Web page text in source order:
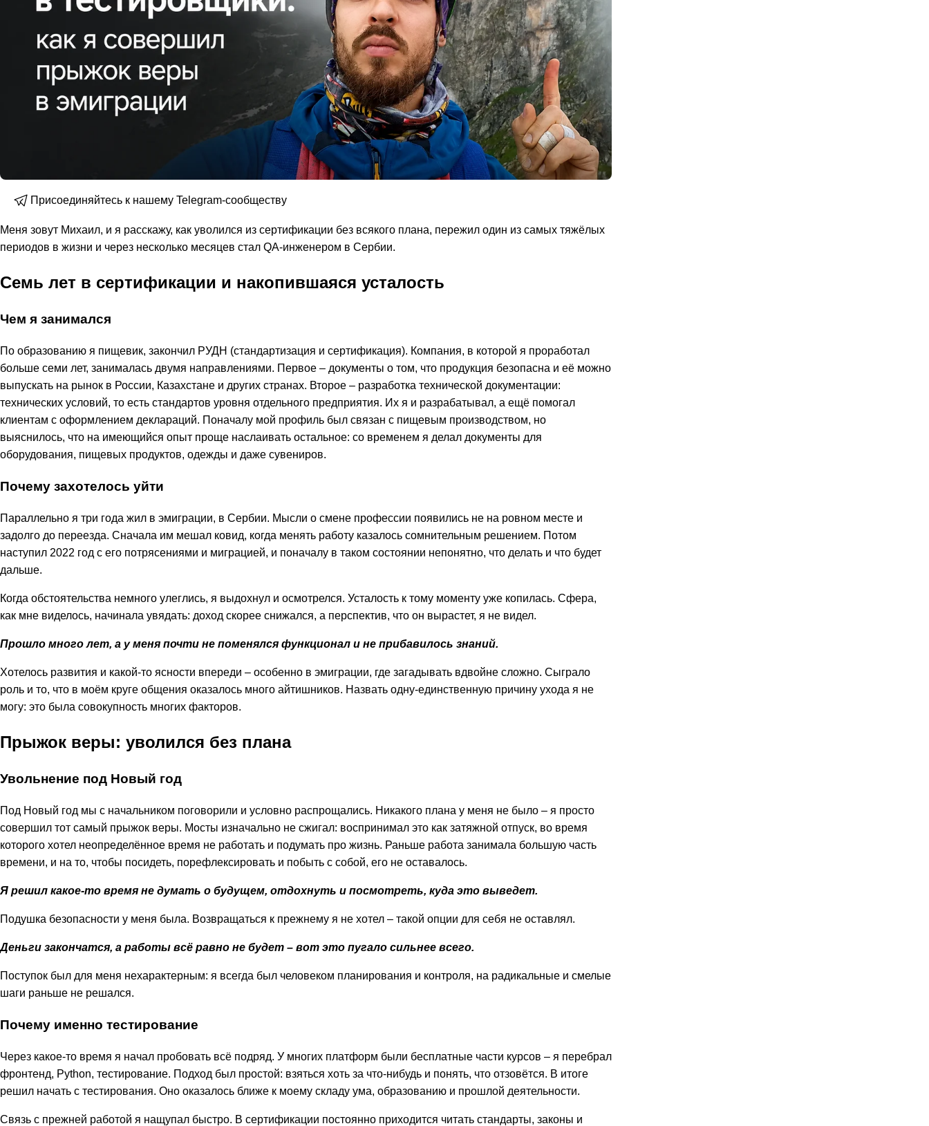
Присоединяйтесь к нашему Telegram-сообществу
Меня зовут Михаил, и я расскажу, как уволился из сертификации без всякого плана, пережил один из самых тяжёлых
периодов в жизни и через несколько месяцев стал QA-инженером в Сербии.
Семь лет в сертификации и накопившаяся усталость
Чем я занимался
По образованию я пищевик, закончил РУДН (стандартизация и сертификация). Компания, в которой я проработал
больше семи лет, занималась двумя направлениями. Первое – документы о том, что продукция безопасна и её можно
выпускать на рынок в России, Казахстане и других странах. Второе – разработка технической документации:
технических условий, то есть стандартов уровня отдельного предприятия. Их я и разрабатывал, а ещё помогал
клиентам с оформлением деклараций. Поначалу мой профиль был связан с пищевым производством, но
выяснилось, что на имеющийся опыт проще наслаивать остальное: со временем я делал документы для
оборудования, пищевых продуктов, одежды и даже сувениров.
Почему захотелось уйти
Параллельно я три года жил в эмиграции, в Сербии. Мысли о смене профессии появились не на ровном месте и
задолго до переезда. Сначала им мешал ковид, когда менять работу казалось сомнительным решением. Потом
наступил 2022 год с его потрясениями и миграцией, и поначалу в таком состоянии непонятно, что делать и что будет
дальше.
Когда обстоятельства немного улеглись, я выдохнул и осмотрелся. Усталость к тому моменту уже копилась. Сфера,
как мне виделось, начинала увядать: доход скорее снижался, а перспектив, что он вырастет, я не видел.
Прошло много лет, а у меня почти не поменялся функционал и не прибавилось знаний.
Хотелось развития и какой-то ясности впереди – особенно в эмиграции, где загадывать вдвойне сложно. Сыграло
роль и то, что в моём круге общения оказалось много айтишников. Назвать одну-единственную причину ухода я не
могу: это была совокупность многих факторов.
Прыжок веры: уволился без плана
Увольнение под Новый год
Под Новый год мы с начальником поговорили и условно распрощались. Никакого плана у меня не было – я просто
совершил тот самый прыжок веры. Мосты изначально не сжигал: воспринимал это как затяжной отпуск, во время
которого хотел неопределённое время не работать и подумать про жизнь. Раньше работа занимала большую часть
времени, и на то, чтобы посидеть, порефлексировать и побыть с собой, его не оставалось.
Я решил какое-то время не думать о будущем, отдохнуть и посмотреть, куда это выведет.
Подушка безопасности у меня была. Возвращаться к прежнему я не хотел – такой опции для себя не оставлял.
Деньги закончатся, а работы всё равно не будет – вот это пугало сильнее всего.
Поступок был для меня нехарактерным: я всегда был человеком планирования и контроля, на радикальные и смелые
шаги раньше не решался.
Почему именно тестирование
Через какое-то время я начал пробовать всё подряд. У многих платформ были бесплатные части курсов – я перебрал
фронтенд, Python, тестирование. Подход был простой: взяться хоть за что-нибудь и понять, что отзовётся. В итоге
решил начать с тестирования. Оно оказалось ближе к моему складу ума, образованию и прошлой деятельности.
Связь с прежней работой я нащупал быстро. В сертификации постоянно приходится читать стандарты, законы и